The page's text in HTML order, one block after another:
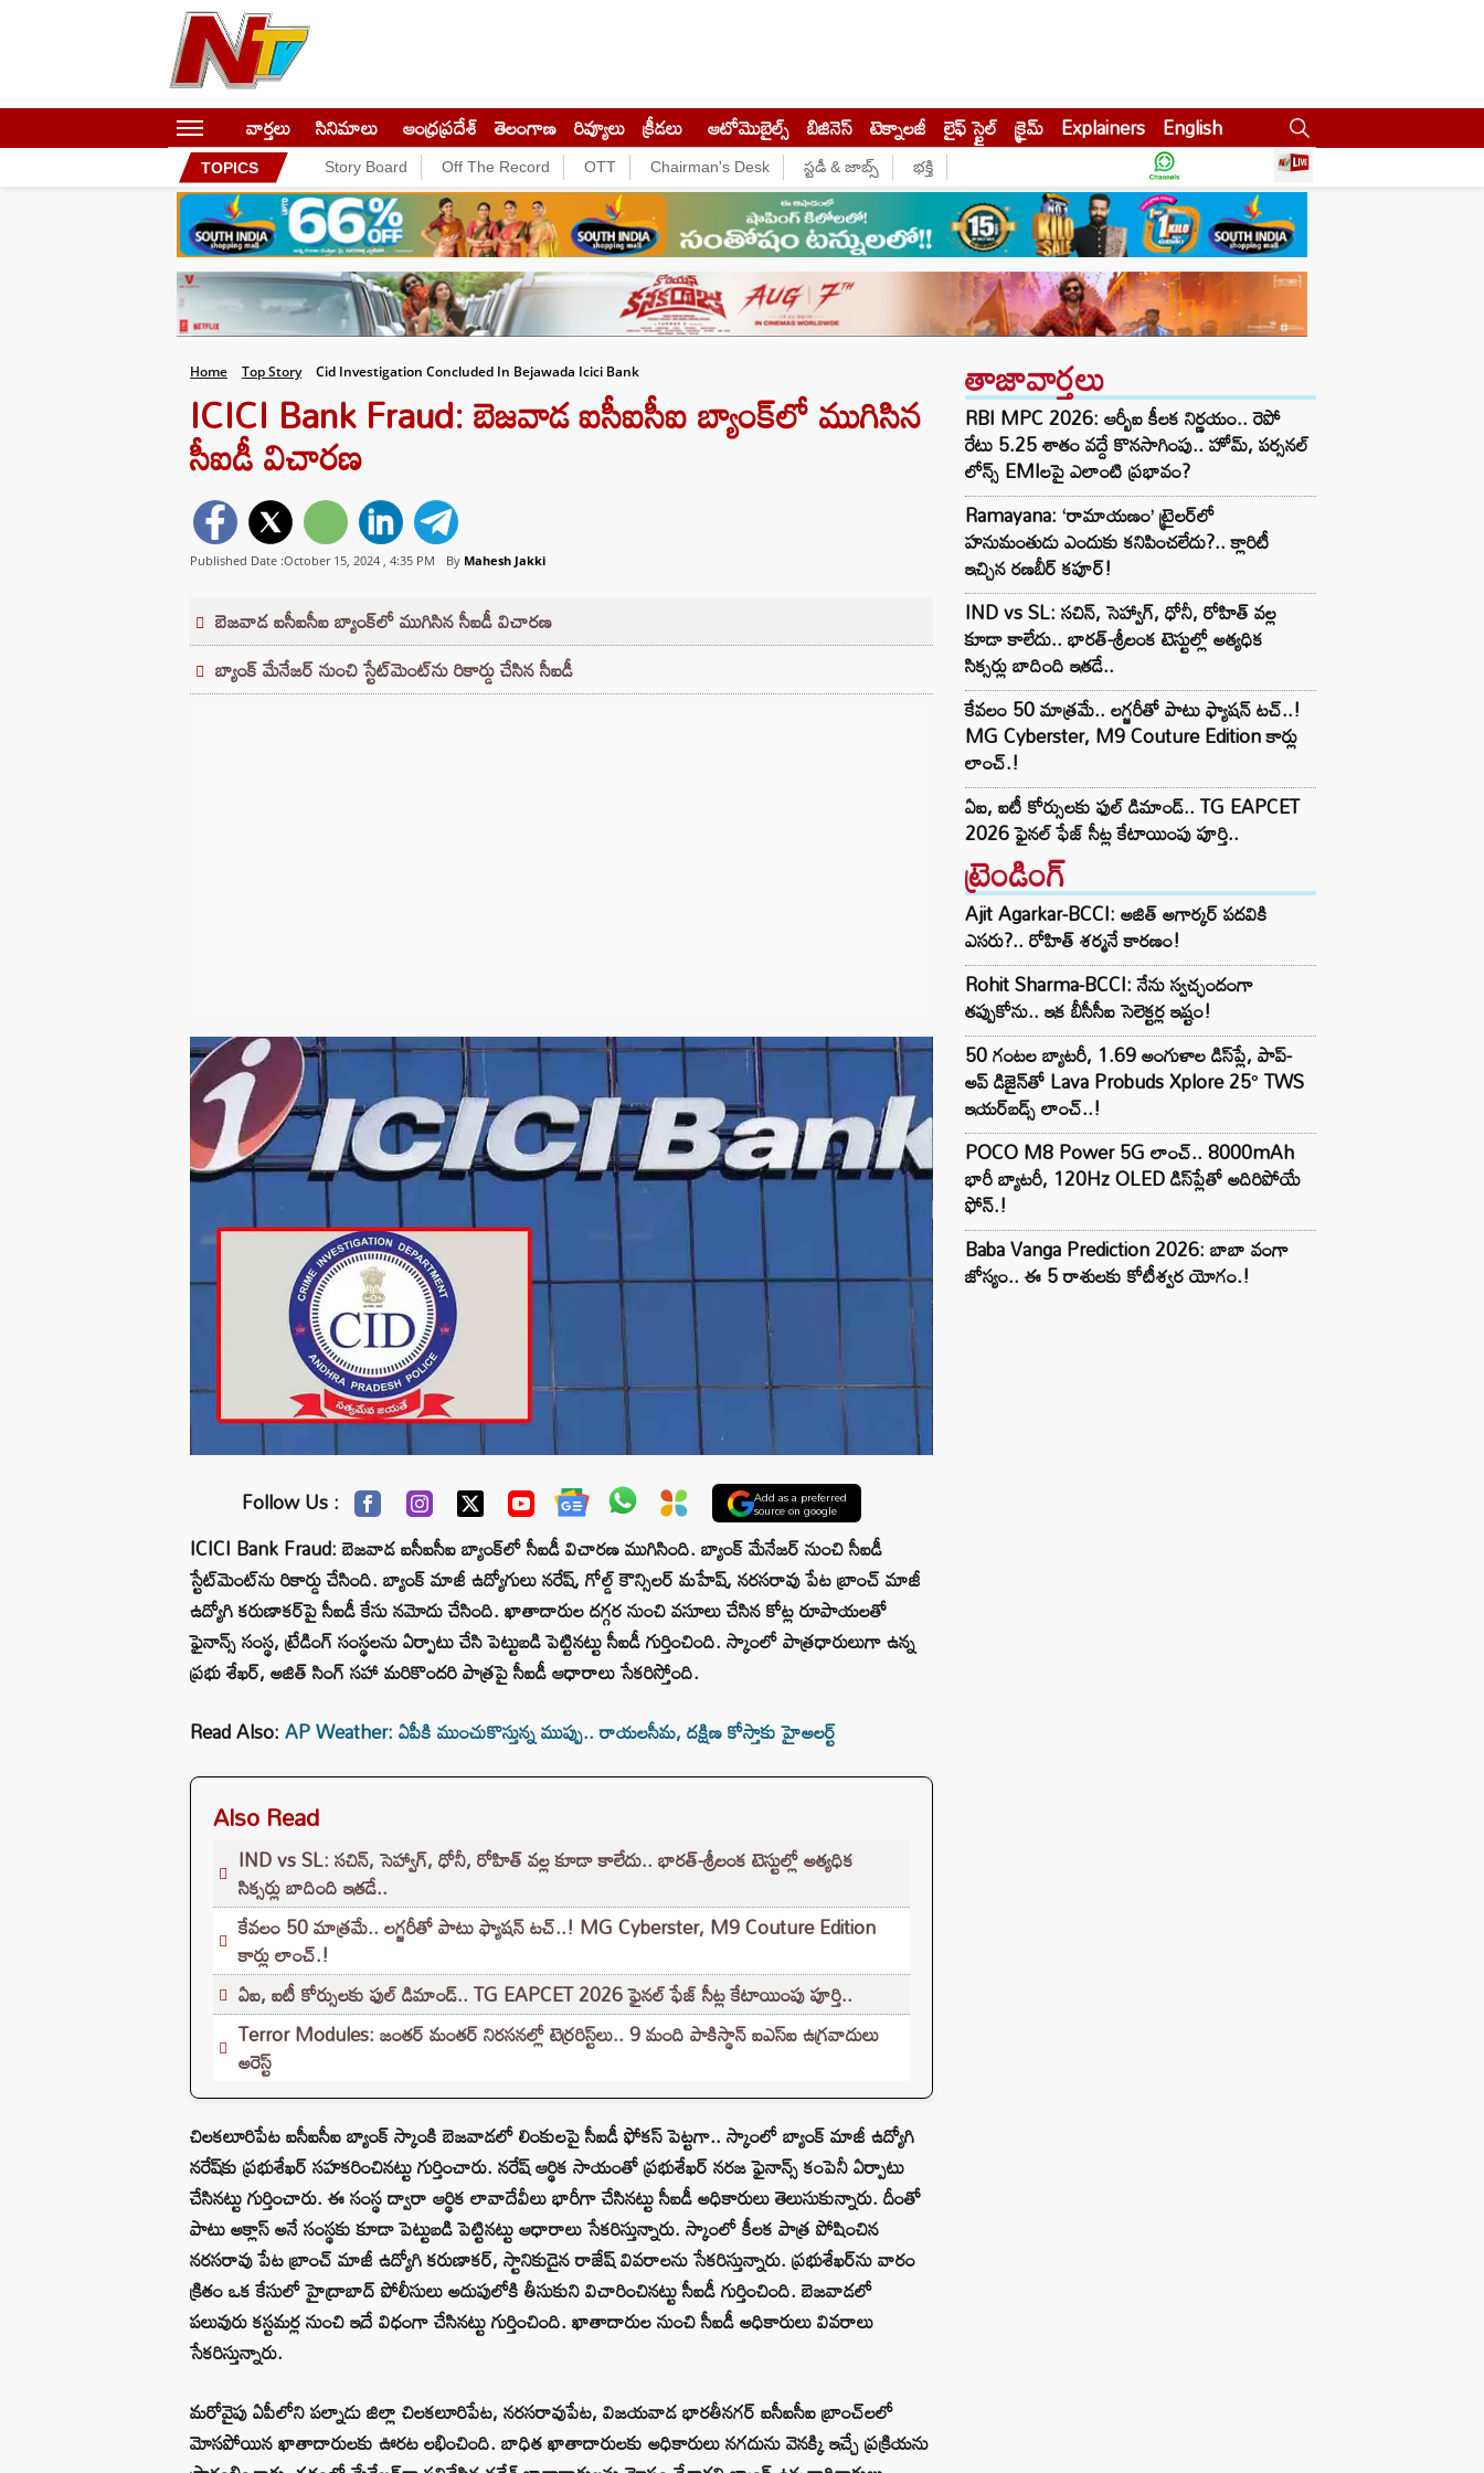
వార్తలు సినిమాలు ఆంధ్రప్రదేశ్ తెలంగాణ రివ్యూలు క్రీడలు ఆటోమొబైల్స్ బిజినెస్‌ టెక్నాలజీ లైఫ్ స్టైల్ క్రైమ్ Explainers English
TOPICS Story Board Off The Record OTT Chairman's Desk స్టడీ & జాబ్స్ భక్తి
Home Top Story Cid Investigation Concluded In Bejawada Icici Bank
ICICI Bank Fraud: బెజవాడ ఐసీఐసీఐ బ్యాంక్‌లో ముగిసిన
సీఐడీ విచారణ
Published Date :October 15, 2024 , 4:35 PM By Mahesh Jakki
బెజవాడ ఐసీఐసీఐ బ్యాంక్‌లో ముగిసిన సీఐడీ విచారణ
బ్యాంక్ మేనేజర్ నుంచి స్టేట్‌మెంట్‌ను రికార్డు చేసిన సీఐడీ
Follow Us : Add as a preferred
source on google
ICICI Bank Fraud: బెజవాడ ఐసీఐసీఐ బ్యాంక్‌లో సీఐడీ విచారణ ముగిసింది. బ్యాంక్ మేనేజర్ నుంచి సీఐడీ
స్టేట్‌మెంట్‌ను రికార్డు చేసింది. బ్యాంక్ మాజీ ఉద్యోగులు నరేష్, గోల్డ్ కౌన్సిలర్ మహేష్, నరసరావు పేట బ్రాంచ్ మాజీ
ఉద్యోగి కరుణాకర్‌పై సీఐడీ కేసు నమోదు చేసింది. ఖాతాదారుల దగ్గర నుంచి వసూలు చేసిన కోట్ల రూపాయలతో
ఫైనాన్స్ సంస్థ, ట్రేడింగ్ సంస్థలను ఏర్పాటు చేసి పెట్టుబడి పెట్టినట్టు సీఐడీ గుర్తించింది. స్కాంలో పాత్రధారులుగా ఉన్న
ప్రభు శేఖర్, అజిత్ సింగ్ సహా మరికొందరి పాత్రపై సీఐడీ ఆధారాలు సేకరిస్తోంది.
Read Also:AP Weather: ఏపీకి ముంచుకొస్తున్న ముప్పు.. రాయలసీమ, దక్షిణ కోస్తాకు హైఅలర్ట్
Also Read
IND vs SL: సచిన్, సెహ్వాగ్, ధోనీ, రోహిత్‌ వల్ల కూడా కాలేదు.. భారత్-శ్రీలంక టెస్టుల్లో అత్యధిక
సిక్సర్లు బాదింది ఇతడే..
కేవలం 50 మాత్రమే.. లగ్జరీతో పాటు ఫ్యాషన్ టచ్..! MG Cyberster, M9 Couture Edition
కార్లు లాంచ్.!
ఏఐ, ఐటీ కోర్సులకు ఫుల్ డిమాండ్.. TG EAPCET 2026 ఫైనల్ ఫేజ్ సీట్ల కేటాయింపు పూర్తి..
Terror Modules: జంతర్ మంతర్ నిరసనల్లో టెర్రరిస్ట్‌లు.. 9 మంది పాకిస్థాన్ ఐఎస్ఐ ఉగ్రవాదులు
అరెస్ట్
చిలకలూరిపేట ఐసీఐసీఐ బ్యాంక్ స్కాంకి బెజవాడలో లింకులపై సీఐడీ ఫోకస్ పెట్టగా.. స్కాంలో బ్యాంక్ మాజీ ఉద్యోగి
నరేష్‌కు ప్రభుశేఖర్ సహకరించినట్టు గుర్తించారు. నరేష్ ఆర్థిక సాయంతో ప్రభుశేఖర్ నరజ ఫైనాన్స్ కంపెనీ ఏర్పాటు
చేసినట్టు గుర్తించారు. ఈ సంస్థ ద్వారా ఆర్థిక లావాదేవీలు భారీగా చేసినట్టు సీఐడీ అధికారులు తెలుసుకున్నారు. దీంతో
పాటు అక్లాస్ అనే సంస్థకు కూడా పెట్టుబడి పెట్టినట్టు ఆధారాలు సేకరిస్తున్నారు. స్కాంలో కీలక పాత్ర పోషించిన
నరసరావు పేట బ్రాంచ్ మాజీ ఉద్యోగి కరుణాకర్, స్టానికుడైన రాజేష్ వివరాలను సేకరిస్తున్నారు. ప్రభుశేఖర్‌ను వారం
క్రితం ఒక కేసులో హైద్రాబాద్ పోలీసులు అదుపులోకి తీసుకుని విచారించినట్టు సీఐడీ గుర్తించింది. బెజవాడలో
పలువురు కస్టమర్ల నుంచి ఇదే విధంగా చేసినట్టు గుర్తించింది. ఖాతాదారుల నుంచి సీఐడీ అధికారులు వివరాలు
సేకరిస్తున్నారు.
మరోవైపు ఏపీలోని పల్నాడు జిల్లా చిలకలూరిపేట, నరసరావుపేట, విజయవాడ భారతీనగర్‌ ఐసీఐసీఐ బ్రాంచ్‌లలో
మోసపోయిన ఖాతాదారులకు ఊరట లభించింది. బాధిత ఖాతాదారులకు అధికారులు నగదును వెనక్కి ఇచ్చే ప్రక్రియను
తాజావార్తలు
RBI MPC 2026: ఆర్బీఐ కీలక నిర్ణయం.. రెపో
రేటు 5.25 శాతం వద్దే కొనసాగింపు.. హోమ్, పర్సనల్
లోన్స్ EMIలపై ఎలాంటి ప్రభావం?
Ramayana: ‘రామాయణం’ ట్రైలర్‌లో
హనుమంతుడు ఎందుకు కనిపించలేదు?.. క్లారిటీ
ఇచ్చిన రణబీర్ కపూర్!
IND vs SL: సచిన్, సెహ్వాగ్, ధోనీ, రోహిత్‌ వల్ల
కూడా కాలేదు.. భారత్-శ్రీలంక టెస్టుల్లో అత్యధిక
సిక్సర్లు బాదింది ఇతడే..
కేవలం 50 మాత్రమే.. లగ్జరీతో పాటు ఫ్యాషన్ టచ్..!
MG Cyberster, M9 Couture Edition కార్లు
లాంచ్.!
ఏఐ, ఐటీ కోర్సులకు ఫుల్ డిమాండ్.. TG EAPCET
2026 ఫైనల్ ఫేజ్ సీట్ల కేటాయింపు పూర్తి..
ట్రెండింగ్‌
Ajit Agarkar-BCCI: అజిత్ అగార్కర్ పదవికి
ఎసరు?.. రోహిత్ శర్మనే కారణం!
Rohit Sharma-BCCI: నేను స్వచ్ఛందంగా
తప్పుకోను.. ఇక బీసీసీఐ సెలెక్టర్ల ఇష్టం!
50 గంటల బ్యాటరీ, 1.69 అంగుళాల డిస్‌ప్లే, పాప్-
అప్ డిజైన్‌తో Lava Probuds Xplore 25° TWS
ఇయర్‌బడ్స్ లాంచ్..!
POCO M8 Power 5G లాంచ్.. 8000mAh
భారీ బ్యాటరీ, 120Hz OLED డిస్‌ప్లేతో అదిరిపోయే
ఫోన్.!
Baba Vanga Prediction 2026: బాబా వంగా
జోస్యం.. ఈ 5 రాశులకు కోటీశ్వర యోగం.!